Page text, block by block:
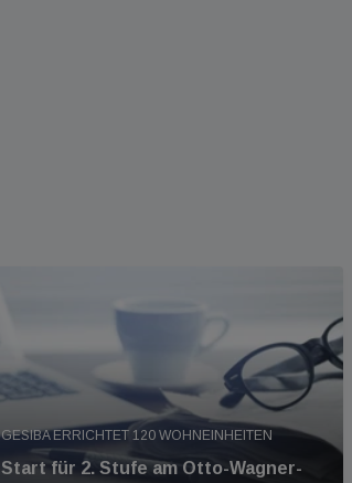
GESIBA ERRICHTET 120 WOHNEINHEITEN
Start für 2. Stufe am Otto-Wagner-